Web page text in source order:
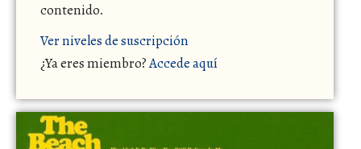
contenido.
Ver niveles de suscripción
¿Ya eres miembro?Accede aquí